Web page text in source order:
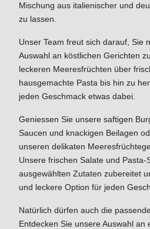
Mischung aus italienischer und
zu lassen.
Unser Team freut sich darauf, Sie
Auswahl an köstlichen Gerichten
leckeren Meeresfrüchten über
hausgemachte Pasta bis hin zu
jeden Geschmack etwas dabei.
Geniessen Sie unsere saftigen
Saucen und knackigen Beilagen
unseren delikaten
Unsere frischen Salate und
ausgewählten Zutaten zubereitet
und leckere Option für jeden
Natürlich dürfen auch die
Entdecken Sie unsere Auswahl an